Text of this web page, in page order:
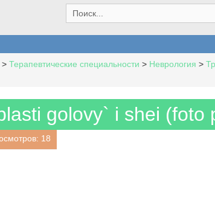
e
a
h
:
> Терапевтические специальности > Неврология >
golovy` i shei (foto
18